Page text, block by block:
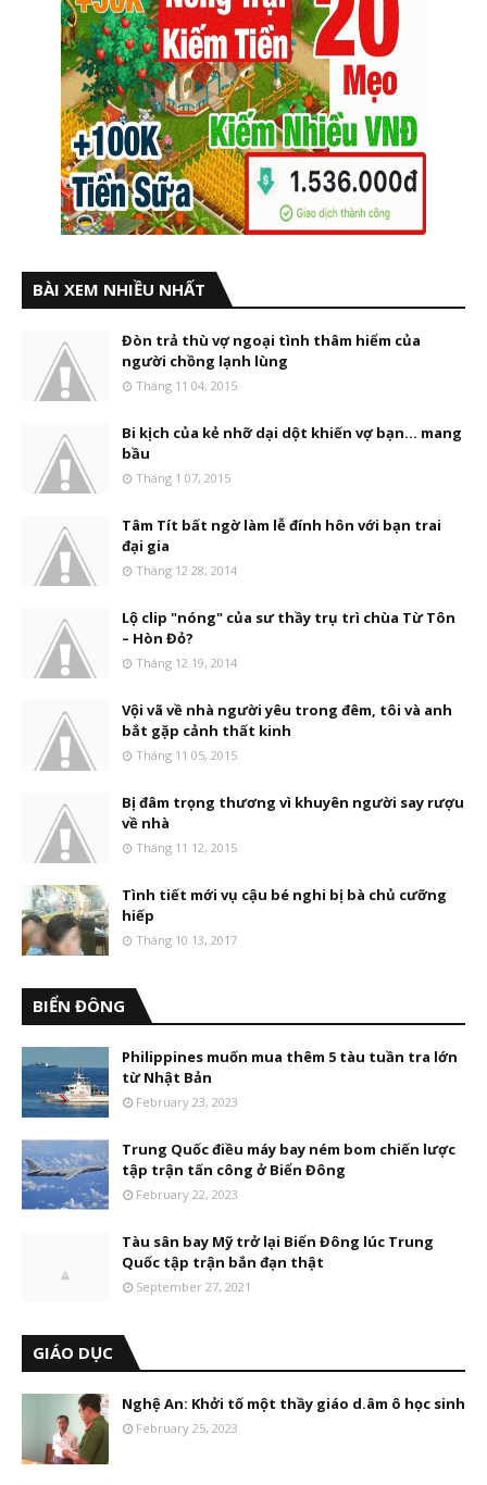
BÀI XEM NHIỀU NHẤT
Đòn trả thù vợ ngoại tình thâm hiểm của
người chồng lạnh lùng
Tháng 11 04, 2015
Bi kịch của kẻ nhỡ dại dột khiến vợ bạn... mang
bầu
Tháng 1 07, 2015
Tâm Tít bất ngờ làm lễ đính hôn với bạn trai
đại gia
Tháng 12 28, 2014
Lộ clip "nóng" của sư thầy trụ trì chùa Từ Tôn
– Hòn Đỏ?
Tháng 12 19, 2014
Vội vã về nhà người yêu trong đêm, tôi và anh
bắt gặp cảnh thất kinh
Tháng 11 05, 2015
Bị đâm trọng thương vì khuyên người say rượu
về nhà
Tháng 11 12, 2015
Tình tiết mới vụ cậu bé nghi bị bà chủ cưỡng
hiếp
Tháng 10 13, 2017
BIỂN ĐÔNG
Philippines muốn mua thêm 5 tàu tuần tra lớn
từ Nhật Bản
February 23, 2023
Trung Quốc điều máy bay ném bom chiến lược
tập trận tấn công ở Biển Đông
February 22, 2023
Tàu sân bay Mỹ trở lại Biển Đông lúc Trung
Quốc tập trận bắn đạn thật
September 27, 2021
GIÁO DỤC
Nghệ An: Khởi tố một thầy giáo d.âm ô học sinh
February 25, 2023